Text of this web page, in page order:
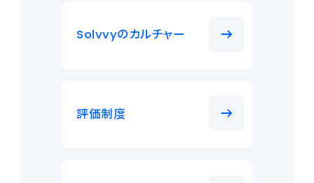
Solvvyのカルチャー
評価制度